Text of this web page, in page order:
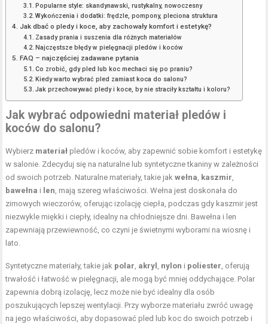
Popularne style: skandynawski, rustykalny, nowoczesny
Wykończenia i dodatki: frędzle, pompony, pleciona struktura
Jak dbać o pledy i koce, aby zachowały komfort i estetykę?
Zasady prania i suszenia dla różnych materiałów
Najczęstsze błędy w pielęgnacji pledów i koców
FAQ – najczęściej zadawane pytania
Co zrobić, gdy pled lub koc mechaci się po praniu?
Kiedy warto wybrać pled zamiast koca do salonu?
Jak przechowywać pledy i koce, by nie straciły kształtu i koloru?
Jak wybrać odpowiedni materiał pledów i
koców do salonu?
Wybierz materiał pledów i koców, aby zapewnić sobie komfort i estetykę
w salonie. Zdecyduj się na naturalne lub syntetyczne tkaniny w zależności
od swoich potrzeb. Naturalne materiały, takie jakwełna, kaszmir,
bawełna i len, mają szereg właściwości. Wełna jest doskonała do
zimowych wieczorów, oferując izolację ciepła, podczas gdy kaszmir jest
niezwykle miękki i ciepły, idealny na chłodniejsze dni. Bawełna i len
zapewniają przewiewność, co czyni je świetnymi wyborami na wiosnę i
lato.
Syntetyczne materiały, takie jak polar, akryl , nylon i poliester, oferują
trwałość i łatwość w pielęgnacji, ale mogą być mniej oddychające. Polar
zapewnia dobrą izolację, lecz może nie być idealny dla osób
poszukujących lepszej wentylacji. Przy wyborze materiału zwróć uwagę
na jego właściwości, aby dopasować pled lub koc do swoich potrzeb i